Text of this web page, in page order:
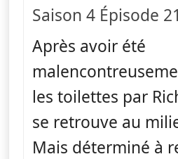
Saison 4 Épisode 21
Après avoir été
les toilettes par
se retrouve au
Mais déterminé à